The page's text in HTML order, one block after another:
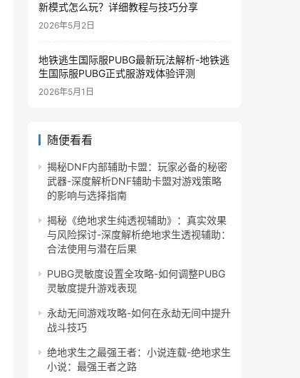
新模式怎么玩？详细教程与技巧分享
2026年5月2日
地铁逃生国际服PUBG最新玩法解析-地铁逃
生国际服PUBG正式服游戏体验评测
2026年5月1日
随便看看
揭秘DNF内部辅助卡盟：玩家必备的秘密
武器-深度解析DNF辅助卡盟对游戏策略
的影响与选择指南
揭秘《绝地求生纯透视辅助》：真实效果
与风险探讨-深度解析绝地求生透视辅助：
合法使用与潜在后果
PUBG灵敏度设置全攻略-如何调整PUBG
灵敏度提升游戏表现
永劫无间游戏攻略-如何在永劫无间中提升
战斗技巧
绝地求生之最强王者：小说连载-绝地求生
小说：最强王者之路